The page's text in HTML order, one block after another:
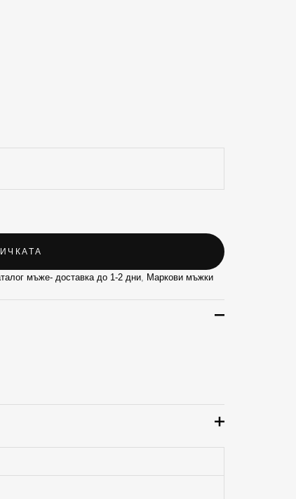
мъже- доставка до 1-2 дни, Маркови мъжки